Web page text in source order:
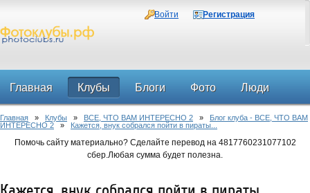
Войти Регистрация
Главная Клубы Блоги Фото Люди
Форум
Главная » Клубы » ВСЕ, ЧТО ВАМ ИНТЕРЕСНО 2 » Блог клуба - ВСЕ, ЧТО ВАМ
ИНТЕРЕСНО 2 » Кажется, внук собрался пойти в пираты...
Помочь сайту материально? Сделайте перевод на 4817760231077102
сбер.Любая сумма будет полезна.